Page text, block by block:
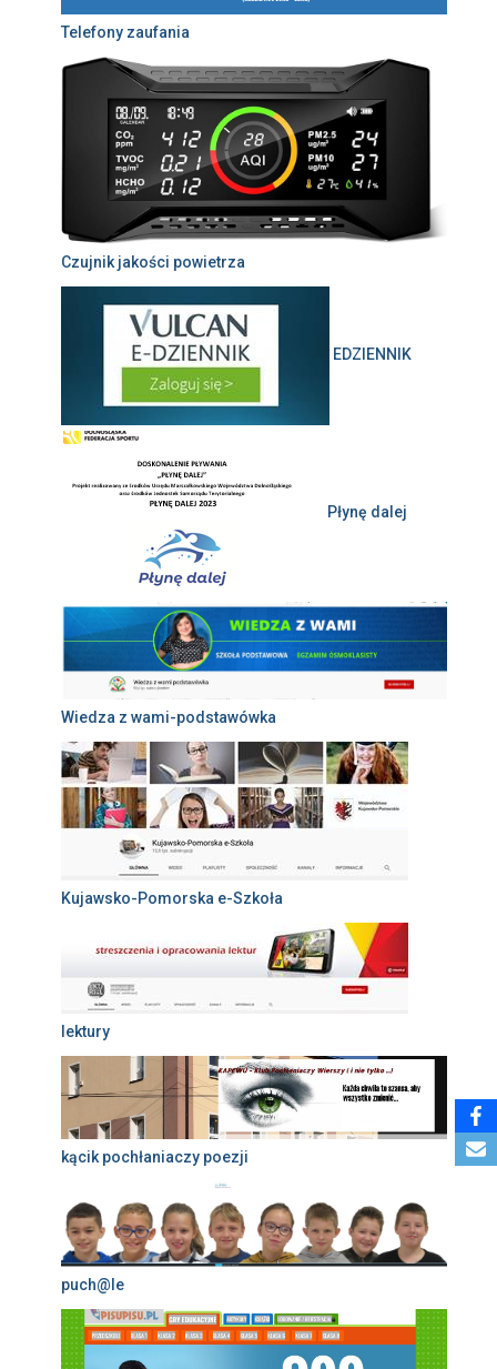
Telefony zaufania
Czujnik jakości powietrza
EDZIENNIK
Płynę dalej
Wiedza z wami-podstawówka
Kujawsko-Pomorska e-Szkoła
lektury
kącik pochłaniaczy poezji
puch@le